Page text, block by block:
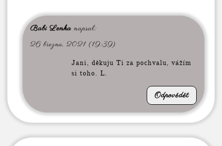
Babi Lenka napsal:
26 března, 2021 (19:39)
Jani, děkuju Ti za pochvalu, vážím
si toho. L.
Odpovědět